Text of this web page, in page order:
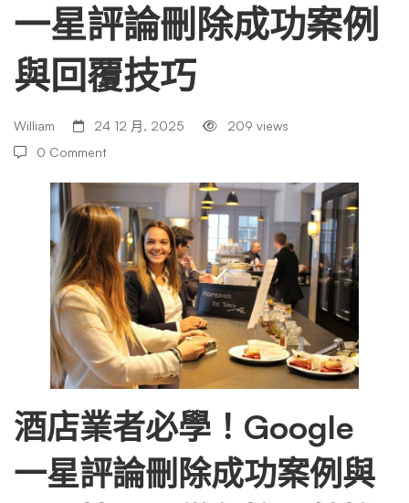
學！
Google
一
星
評
論
刪
除
一星評論刪除成功案例
與回覆技巧
William 24 12 月, 2025
209 views
0 Comment
酒店業者必學！Google
一星評論刪除成功案例與